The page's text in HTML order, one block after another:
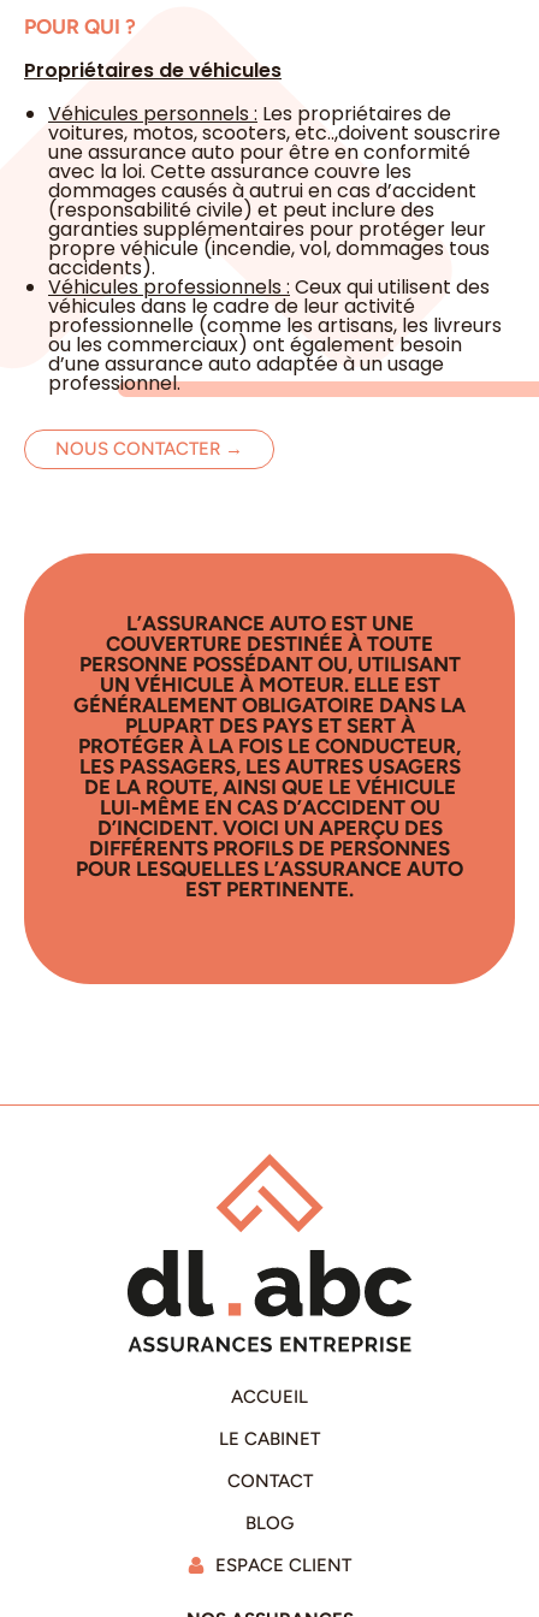
POUR QUI ?
Propriétaires de véhicules
Véhicules personnels : Les propriétaires de
voitures, motos, scooters, etc..,doivent souscrire
une assurance auto pour être en conformité
avec la loi. Cette assurance couvre les
dommages causés à autrui en cas d’accident
(responsabilité civile) et peut inclure des
garanties supplémentaires pour protéger leur
propre véhicule (incendie, vol, dommages tous
accidents).
Véhicules professionnels : Ceux qui utilisent des
véhicules dans le cadre de leur activité
professionnelle (comme les artisans, les livreurs
ou les commerciaux) ont également besoin
d’une assurance auto adaptée à un usage
professionnel.
NOUS CONTACTER →
L’ASSURANCE AUTO EST UNE
COUVERTURE DESTINÉE À TOUTE
PERSONNE POSSÉDANT OU, UTILISANT
UN VÉHICULE À MOTEUR. ELLE EST
GÉNÉRALEMENT OBLIGATOIRE DANS LA
PLUPART DES PAYS ET SERT À
PROTÉGER À LA FOIS LE CONDUCTEUR,
LES PASSAGERS, LES AUTRES USAGERS
DE LA ROUTE, AINSI QUE LE VÉHICULE
LUI-MÊME EN CAS D’ACCIDENT OU
D’INCIDENT. VOICI UN APERÇU DES
DIFFÉRENTS PROFILS DE PERSONNES
POUR LESQUELLES L’ASSURANCE AUTO
EST PERTINENTE.
ACCUEIL
LE CABINET
CONTACT
BLOG
ESPACE CLIENT